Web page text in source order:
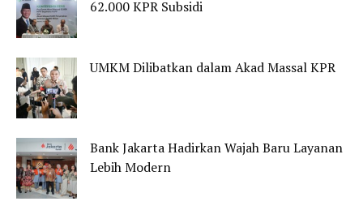
62.000 KPR Subsidi
UMKM Dilibatkan dalam Akad Massal KPR
Bank Jakarta Hadirkan Wajah Baru Layanan
Lebih Modern